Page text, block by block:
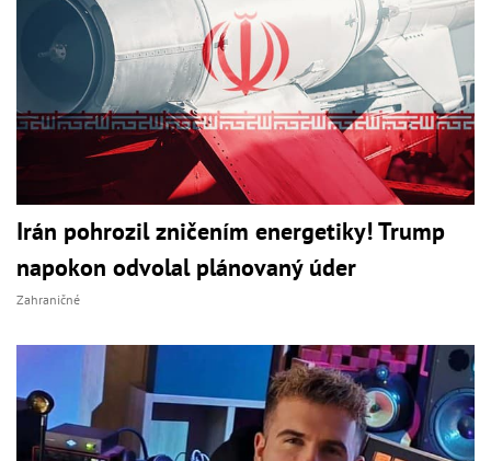
Irán pohrozil zničením energetiky! Trump
napokon odvolal plánovaný úder
Zahraničné